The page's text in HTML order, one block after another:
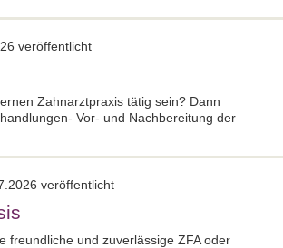
veröffentlicht
Zahnarztpraxis tätig sein? Dann
Vor- und Nachbereitung der
veröffentlicht
freundliche und zuverlässige ZFA oder